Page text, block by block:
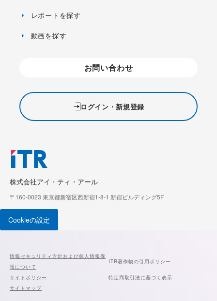
株式会社アイ・ティ・アール
〒160-0023 東京都新宿区西新宿1-8-1 新宿ビルディング5F
レポートを探す
動画を探す
お問い合わせ
ログイン・新規登録
Cookieの設定
情報セキュリティ方針および個人情報保
護について
ITR著作物の引用ポリシー
サイトポリシー
特定商取引法に基づく表示
サイトマップ